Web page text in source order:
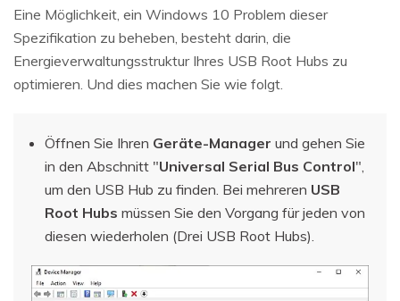
Eine Möglichkeit, ein Windows 10 Problem dieser
Spezifikation zu beheben, besteht darin, die
Energieverwaltungsstruktur Ihres USB Root Hubs zu
optimieren. Und dies machen Sie wie folgt.
Öffnen Sie Ihren Geräte-Manager und gehen Sie
in den Abschnitt "Universal Serial Bus Control",
um den USB Hub zu finden. Bei mehreren USB
Root Hubs müssen Sie den Vorgang für jeden von
diesen wiederholen (Drei USB Root Hubs).